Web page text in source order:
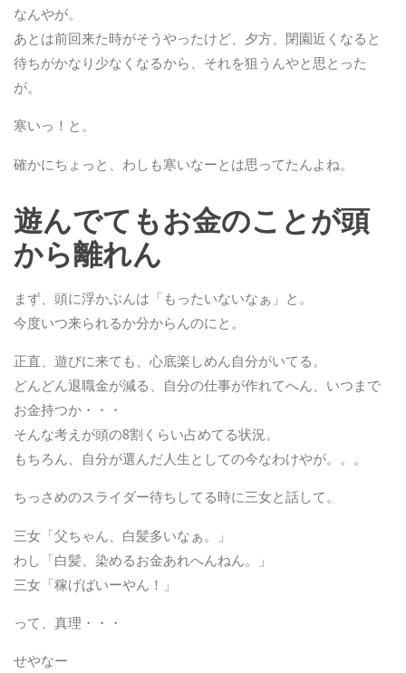
なんやが。
あとは前回来た時がそうやったけど、夕方、閉園近くなると
待ちがかなり少なくなるから、それを狙うんやと思とった
が。
寒いっ！と。
確かにちょっと、わしも寒いなーとは思ってたんよね。
遊んでてもお金のことが頭
から離れん
まず、頭に浮かぶんは「もったいないなぁ」と。
今度いつ来られるか分からんのにと。
正直、遊びに来ても、心底楽しめん自分がいてる。
どんどん退職金が減る、自分の仕事が作れてへん、いつまで
お金持つか・・・
そんな考えが頭の8割くらい占めてる状況。
もちろん、自分が選んだ人生としての今なわけやが。。。
ちっさめのスライダー待ちしてる時に三女と話して。
三女「父ちゃん、白髪多いなぁ。」
わし「白髪、染めるお金あれへんねん。」
三女「稼げばいーやん！」
って、真理・・・
せやなー